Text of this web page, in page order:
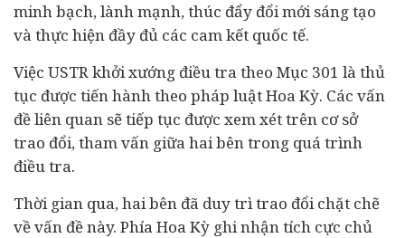
minh bạch, lành mạnh, thúc đẩy đổi mới sáng tạo
và thực hiện đầy đủ các cam kết quốc tế.
Việc USTR khởi xướng điều tra theo Mục 301 là thủ
tục được tiến hành theo pháp luậtHoa Kỳ. Các vấn
đề liên quan sẽ tiếp tục được xem xét trên cơ sở
trao đổi, tham vấn giữa hai bên trong quá trình
điều tra.
Thời gian qua, hai bên đã duy trì trao đổi chặt chẽ
về vấn đề này. Phía Hoa Kỳ ghi nhận tích cực chủ